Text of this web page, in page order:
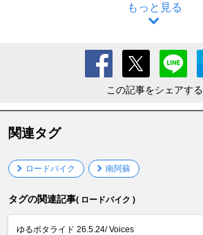
もっと見る
この記事をシェアする
関連タグ
ロードバイク 南阿蘇
タグの関連記事( ロードバイク )
ゆるポタライド 26.5.24/ Voices